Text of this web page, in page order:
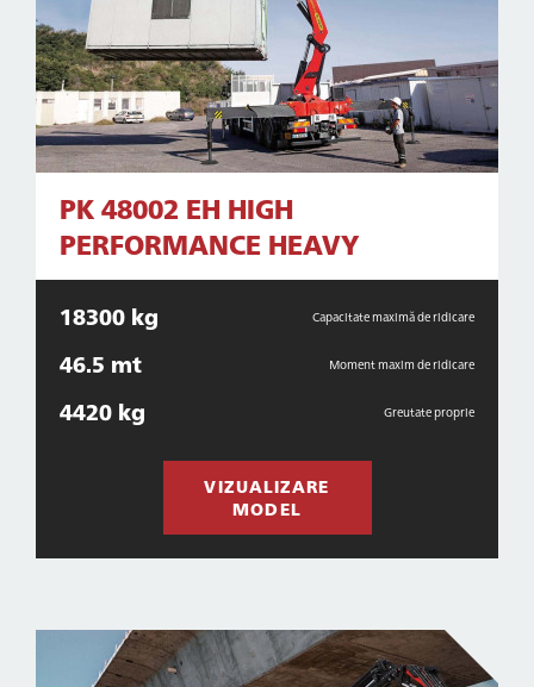
PK 48002 EH HIGH
PERFORMANCE HEAVY
18300 kg Capacitate maximă de ridicare
46.5 mt Moment maxim de ridicare
4420 kg Greutate proprie
VIZUALIZARE
MODEL